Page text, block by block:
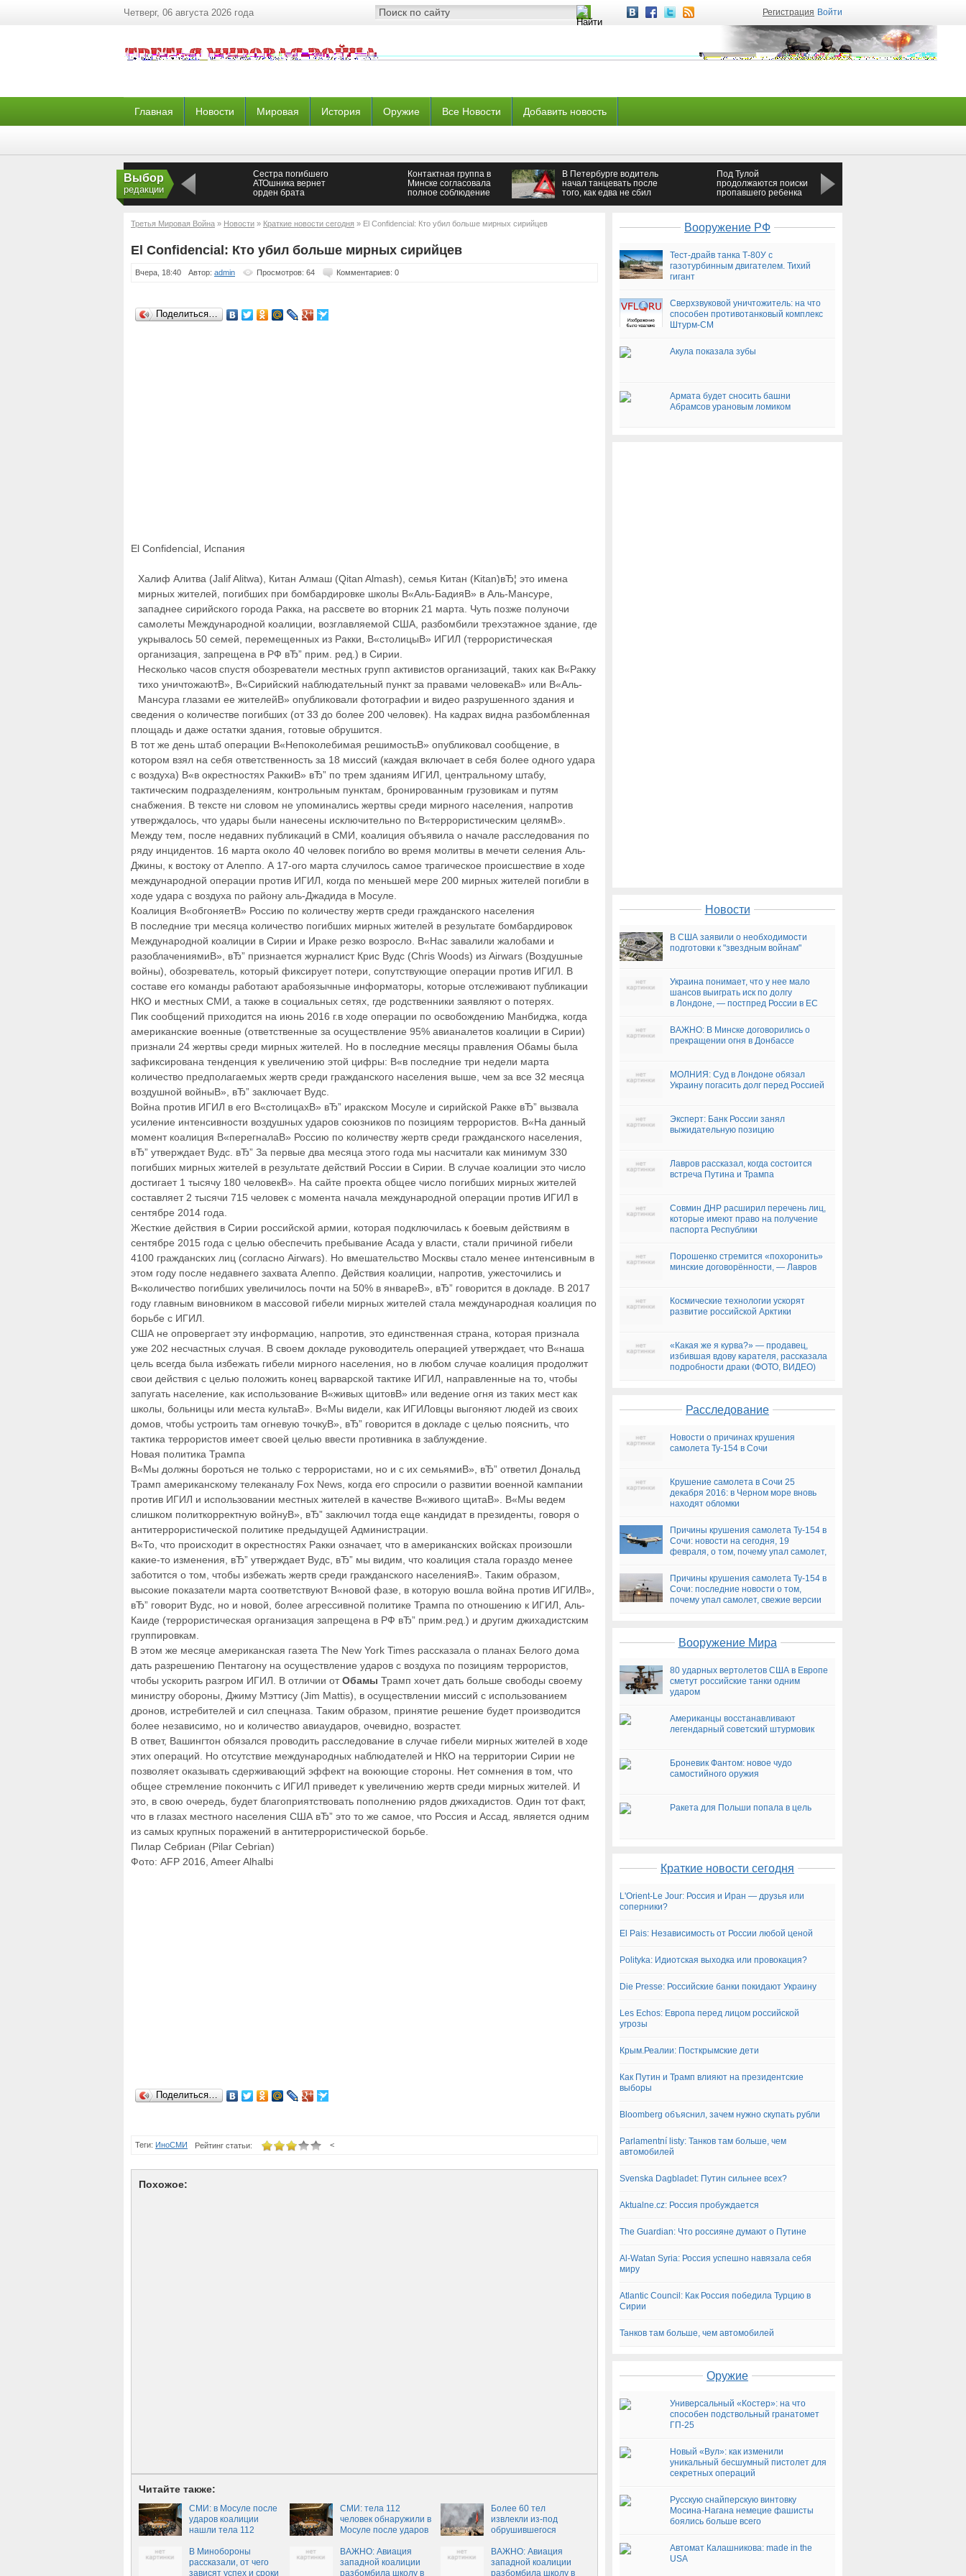
Четверг, 06 августа 2026 года Регистрация Войти
Главная Новости Мировая История Оружие Все Новости Добавить новость
Выбор
редакции
Сестра погибшего
АТОшника вернет
орден брата
Контактная группа в
Минске согласовала
полное соблюдение
В Петербурге водитель
начал танцевать после
того, как едва не сбил
Под Тулой
продолжаются поиски
пропавшего ребенка
Третья Мировая Война » Новости » Краткие новости сегодня » El Confidencial: Кто убил больше мирных сирийцев
El Confidencial: Кто убил больше мирных сирийцев
Вчера, 18:40 Автор: admin Просмотров: 64 Комментариев: 0
Поделиться…
El Confidencial, Испания
Халиф Алитва (Jalif Alitwa), Китан Алмаш (Qitan Almash), семья Китан (Kitan)вЂ¦ это имена
мирных жителей, погибших при бомбардировке школы В«Аль-БадияВ» в Аль-Мансуре,
западнее сирийского города Ракка, на рассвете во вторник 21 марта. Чуть позже полуночи
самолеты Международной коалиции, возглавляемой США, разбомбили трехэтажное здание, где
укрывалось 50 семей, перемещенных из Ракки, В«столицыВ» ИГИЛ (террористическая
организация, запрещена в РФ вЂ” прим. ред.) в Сирии.
Несколько часов спустя обозреватели местных групп активистов организаций, таких как В«Ракку
тихо уничтожаютВ», В«Сирийский наблюдательный пункт за правами человекаВ» или В«Аль-
Мансура глазами ее жителейВ» опубликовали фотографии и видео разрушенного здания и
сведения о количестве погибших (от 33 до более 200 человек). На кадрах видна разбомбленная
площадь и даже остатки здания, готовые обрушится.
В тот же день штаб операции В«Непоколебимая решимостьВ» опубликовал сообщение, в
котором взял на себя ответственность за 18 миссий (каждая включает в себя более одного удара
с воздуха) В«в окрестностях РаккиВ» вЂ” по трем зданиям ИГИЛ, центральному штабу,
тактическим подразделениям, контрольным пунктам, бронированным грузовикам и путям
снабжения. В тексте ни словом не упоминались жертвы среди мирного населения, напротив
утверждалось, что удары были нанесены исключительно по В«террористическим целямВ».
Между тем, после недавних публикаций в СМИ, коалиция объявила о начале расследования по
ряду инцидентов. 16 марта около 40 человек погибло во время молитвы в мечети селения Аль-
Джины, к востоку от Алеппо. А 17-ого марта случилось самое трагическое происшествие в ходе
международной операции против ИГИЛ, когда по меньшей мере 200 мирных жителей погибли в
ходе удара с воздуха по району аль-Джадида в Мосуле.
Коалиция В«обгоняетВ» Россию по количеству жертв среди гражданского населения
В последние три месяца количество погибших мирных жителей в результате бомбардировок
Международной коалиции в Сирии и Ираке резко возросло. В«Нас завалили жалобами и
разоблачениямиВ», вЂ” признается журналист Крис Вудс (Chris Woods) из Airwars (Воздушные
войны), обозреватель, который фиксирует потери, сопутствующие операции против ИГИЛ. В
составе его команды работают арабоязычные информаторы, которые отслеживают публикации
НКО и местных СМИ, а также в социальных сетях, где родственники заявляют о потерях.
Пик сообщений приходится на июнь 2016 г.в ходе операции по освобождению Манбиджа, когда
американские военные (ответственные за осуществление 95% авианалетов коалиции в Сирии)
признали 24 жертвы среди мирных жителей. Но в последние месяцы правления Обамы была
зафиксирована тенденция к увеличению этой цифры: В«в последние три недели марта
количество предполагаемых жертв среди гражданского населения выше, чем за все 32 месяца
воздушной войныВ», вЂ” заключает Вудс.
Война против ИГИЛ в его В«столицахВ» вЂ” иракском Мосуле и сирийской Ракке вЂ” вызвала
усиление интенсивности воздушных ударов союзников по позициям террористов. В«На данный
момент коалиция В«перегналаВ» Россию по количеству жертв среди гражданского населения,
вЂ” утверждает Вудс. вЂ” За первые два месяца этого года мы насчитали как минимум 330
погибших мирных жителей в результате действий России в Сирии. В случае коалиции это число
достигает 1 тысячу 180 человекВ». На сайте проекта общее число погибших мирных жителей
составляет 2 тысячи 715 человек с момента начала международной операции против ИГИЛ в
сентябре 2014 года.
Жесткие действия в Сирии российской армии, которая подключилась к боевым действиям в
сентябре 2015 года с целью обеспечить пребывание Асада у власти, стали причиной гибели
4100 гражданских лиц (согласно Airwars). Но вмешательство Москвы стало менее интенсивным в
этом году после недавнего захвата Алеппо. Действия коалиции, напротив, ужесточились и
В«количество погибших увеличилось почти на 50% в январеВ», вЂ” говорится в докладе. В 2017
году главным виновником в массовой гибели мирных жителей стала международная коалиция по
борьбе с ИГИЛ.
США не опровергает эту информацию, напротив, это единственная страна, которая признала
уже 202 несчастных случая. В своем докладе руководитель операцией утверждает, что В«наша
цель всегда была избежать гибели мирного населения, но в любом случае коалиция продолжит
свои действия с целью положить конец варварской тактике ИГИЛ, направленные на то, чтобы
запугать население, как использование В«живых щитовВ» или ведение огня из таких мест как
школы, больницы или места культаВ». В«Мы видели, как ИГИЛовцы выгоняют людей из своих
домов, чтобы устроить там огневую точкуВ», вЂ” говорится в докладе с целью пояснить, что
тактика террористов имеет своей целью ввести противника в заблуждение.
Новая политика Трампа
В«Мы должны бороться не только с террористами, но и с их семьямиВ», вЂ” ответил Дональд
Трамп американскому телеканалу Fox News, когда его спросили о развитии военной кампании
против ИГИЛ и использовании местных жителей в качестве В«живого щитаВ». В«Мы ведем
слишком политкорректную войнуВ», вЂ” заключил тогда еще кандидат в президенты, говоря о
антитеррористической политике предыдущей Администрации.
В«То, что происходит в окрестностях Ракки означает, что в американских войсках произошли
какие-то изменения, вЂ” утверждает Вудс, вЂ” мы видим, что коалиция стала гораздо менее
заботится о том, чтобы избежать жертв среди гражданского населенияВ». Таким образом,
высокие показатели марта соответствуют В«новой фазе, в которую вошла война против ИГИЛВ»,
вЂ” говорит Вудс, но и новой, более агрессивной политике Трампа по отношению к ИГИЛ, Аль-
Каиде (террористическая организация запрещена в РФ вЂ” прим.ред.) и другим джихадистским
группировкам.
В этом же месяце американская газета The New York Times рассказала о планах Белого дома
дать разрешению Пентагону на осуществление ударов с воздуха по позициям террористов,
чтобы ускорить разгром ИГИЛ. В отличии отОбамы Трамп хочет дать больше свободы своему
министру обороны, Джиму Мэттису (Jim Mattis), в осуществлении миссий с использованием
дронов, истребителей и сил спецназа. Таким образом, принятие решение будет производится
более независимо, но и количество авиаударов, очевидно, возрастет.
В ответ, Вашингтон обязался проводить расследование в случае гибели мирных жителей в ходе
этих операций. Но отсутствие международных наблюдателей и НКО на территории Сирии не
позволяет оказывать сдерживающий эффект на воюющие стороны. Нет сомнения в том, что
общее стремление покончить с ИГИЛ приведет к увеличению жертв среди мирных жителей. И
это, в свою очередь, будет благоприятствовать пополнению рядов джихадистов. Один тот факт,
что в глазах местного населения США вЂ” это то же самое, что Россия и Ассад, является одним
из самых крупных поражений в антитеррористической борьбе.
Пилар Себриан (Pilar Cebrian)
Фото: AFP 2016, Ameer Alhalbi
Поделиться…
Теги: ИноСМИ <
Рейтинг статьи:
Похожое:
Читайте также:
СМИ: в Мосуле после
ударов коалиции
нашли тела 112
СМИ: тела 112
человек обнаружили в
Мосуле после ударов
Более 60 тел
извлекли из-под
обрушившегося
В Минобороны
рассказали, от чего
зависят успех и сроки
ВАЖНО: Авиация
западной коалиции
разбомбила школу в
ВАЖНО: Авиация
западной коалиции
разбомбила школу в
Вооружение РФ
Тест-драйв танка Т-80У с
газотурбинным двигателем. Тихий
гигант
Сверхзвуковой уничтожитель: на что
способен противотанковый комплекс
Штурм-СМ
Акула показала зубы
Армата будет сносить башни
Абрамсов урановым ломиком
Новости
В США заявили о необходимости
подготовки к "звездным войнам"
Украина понимает, что у нее мало
шансов выиграть иск по долгу
в Лондоне, — постпред России в ЕС
ВАЖНО: В Минске договорились о
прекращении огня в Донбассе
МОЛНИЯ: Суд в Лондоне обязал
Украину погасить долг перед Россией
Эксперт: Банк России занял
выжидательную позицию
Лавров рассказал, когда состоится
встреча Путина и Трампа
Совмин ДНР расширил перечень лиц,
которые имеют право на получение
паспорта Республики
Порошенко стремится «похоронить»
минские договорённости, — Лавров
Космические технологии ускорят
развитие российской Арктики
«Какая же я курва?» — продавец,
избившая вдову карателя, рассказала
подробности драки (ФОТО, ВИДЕО)
Расследование
Новости о причинах крушения
самолета Ту-154 в Сочи
Крушение самолета в Сочи 25
декабря 2016: в Черном море вновь
находят обломки
Причины крушения самолета Ту-154 в
Сочи: новости на сегодня, 19
февраля, о том, почему упал самолет,
Причины крушения самолета Ту-154 в
Сочи: последние новости о том,
почему упал самолет, свежие версии
Вооружение Мира
80 ударных вертолетов США в Европе
сметут российские танки одним
ударом
Американцы восстанавливают
легендарный советский штурмовик
Броневик Фантом: новое чудо
самостийного оружия
Ракета для Польши попала в цель
Краткие новости сегодня
L'Orient-Le Jour: Россия и Иран — друзья или
соперники?
El Pais: Независимость от России любой ценой
Polityka: Идиотская выходка или провокация?
Die Presse: Российские банки покидают Украину
Les Echos: Европа перед лицом российской
угрозы
Крым.Реалии: Посткрымские дети
Как Путин и Трамп влияют на президентские
выборы
Bloomberg объяснил, зачем нужно скупать рубли
Parlamentní listy: Танков там больше, чем
автомобилей
Svenska Dagbladet: Путин сильнее всех?
Aktualne.cz: Россия пробуждается
The Guardian: Что россияне думают о Путине
Al-Watan Syria: Россия успешно навязала себя
миру
Atlantic Council: Как Россия победила Турцию в
Сирии
Танков там больше, чем автомобилей
Оружие
Универсальный «Костер»: на что
способен подствольный гранатомет
ГП-25
Новый «Вул»: как изменили
уникальный бесшумный пистолет для
секретных операций
Русскую снайперскую винтовку
Мосина-Нагана немецие фашисты
боялись больше всего
Автомат Калашникова: made in the
USA